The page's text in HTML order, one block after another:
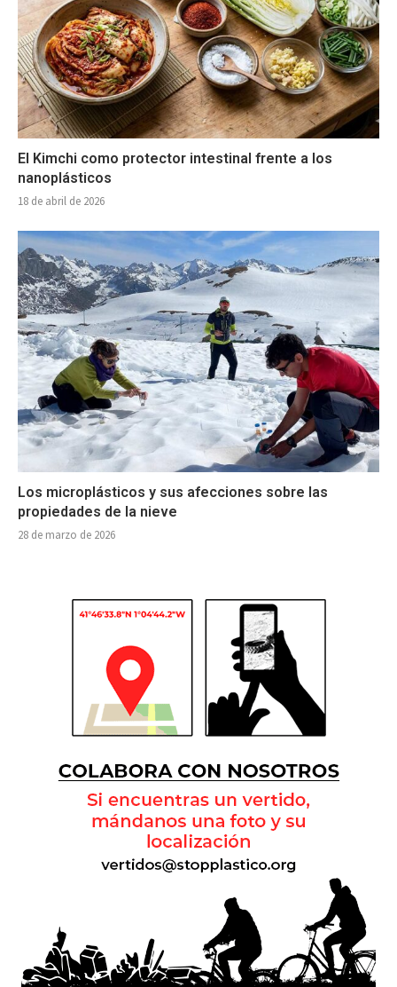
El Kimchi como protector intestinal frente a los
nanoplásticos
18 de abril de 2026
Los microplásticos y sus afecciones sobre las
propiedades de la nieve
28 de marzo de 2026